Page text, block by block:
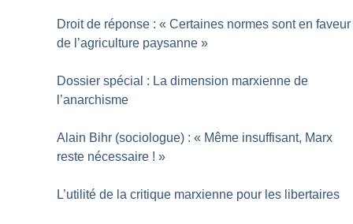
Droit de réponse : « Certaines normes sont en faveur
de l’agriculture paysanne »
Dossier spécial : La dimension marxienne de
l’anarchisme
Alain Bihr (sociologue) : « Même insuffisant, Marx
reste nécessaire ! »
L’utilité de la critique marxienne pour les libertaires